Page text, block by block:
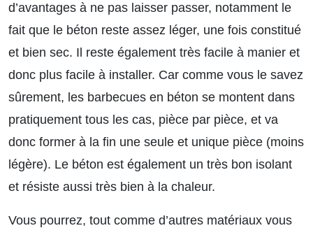
d’avantages à ne pas laisser passer, notamment le
fait que le béton reste assez léger, une fois constitué
et bien sec. Il reste également très facile à manier et
donc plus facile à installer. Car comme vous le savez
sûrement, les barbecues en béton se montent dans
pratiquement tous les cas, pièce par pièce, et va
donc former à la fin une seule et unique pièce (moins
légère). Le béton est également un très bon isolant
et résiste aussi très bien à la chaleur.
Vous pourrez, tout comme d’autres matériaux vous